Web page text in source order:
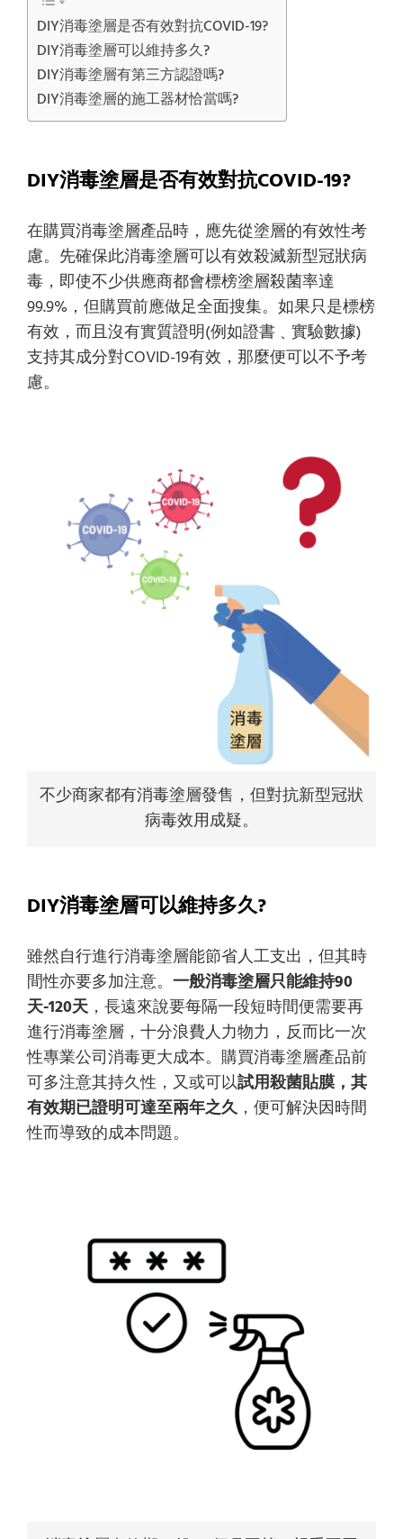
DIY消毒塗層是否有效對抗COVID-19?
DIY消毒塗層可以維持多久?
DIY消毒塗層有第三方認證嗎?
DIY消毒塗層的施工器材恰當嗎?
DIY消毒塗層是否有效對抗COVID-19?
在購買消毒塗層產品時，應先從塗層的有效性考
慮。先確保此消毒塗層可以有效殺滅新型冠狀病
毒，即使不少供應商都會標榜塗層殺菌率達
99.9%，但購買前應做足全面搜集。如果只是標榜
有效，而且沒有實質證明(例如證書﹑實驗數據)
支持其成分對COVID-19有效，那麼便可以不予考
慮。
不少商家都有消毒塗層發售，但對抗新型冠狀
病毒效用成疑。
DIY消毒塗層可以維持多久?
雖然自行進行消毒塗層能節省人工支出，但其時
間性亦要多加注意。 一般消毒塗層只能維持90
天-120天 ，長遠來說要每隔一段短時間便需要再
進行消毒塗層，十分浪費人力物力，反而比一次
性專業公司消毒更大成本。購買消毒塗層產品前
可多注意其持久性，又或可以試用殺菌貼膜，其
有效期已證明可達至兩年之久，便可解決因時間
性而導致的成本問題。